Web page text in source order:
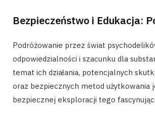
Bezpieczeństwo i Edukacja:
Podróżowanie przez świat
odpowiedzialności i szacunku dla
temat ich działania, potencjalnych
oraz bezpiecznych metod użytkowania
bezpiecznej eksploracji tego